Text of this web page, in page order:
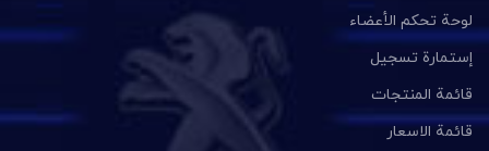
لوحة تحكم الأعضاء
إستمارة تسجيل
قائمة المنتجات
قائمة الاسعار